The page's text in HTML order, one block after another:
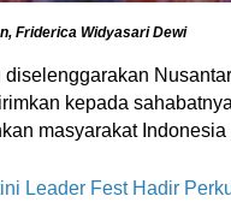
Friderica Widyasari Dewi
kepada
masyarakat
Leader Fest Hadir